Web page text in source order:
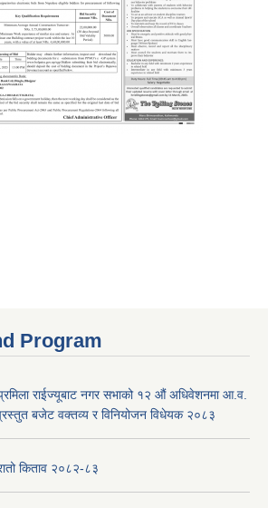
Program
राईज्यूबाट नगर सभाको १२ ‍औं अधिवेशनमा आ.व.
बजेट वक्तव्य र विनियोजन विधेयक २०८३
किताव २०८२-८३